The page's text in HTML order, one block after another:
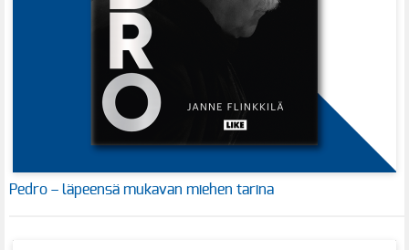
Pedro – läpeensä mukavan miehen tarina